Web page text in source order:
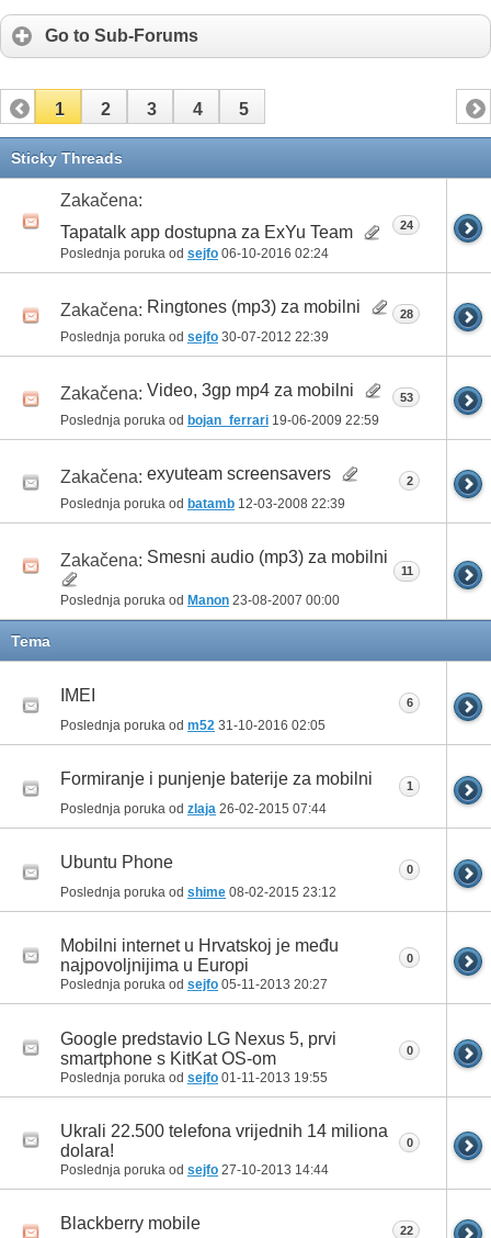
Go to Sub-Forums
1 2 3 4 5
Sticky Threads
Zakačena:
Tapatalk app dostupna za ExYu Team
Poslednja poruka od sejfo 06-10-2016 02:24
24
Zakačena: Ringtones (mp3) za mobilni
Poslednja poruka od sejfo 30-07-2012 22:39
28
Zakačena: Video, 3gp mp4 za mobilni
Poslednja poruka od bojan_ferrari 19-06-2009 22:59
53
Zakačena: exyuteam screensavers
Poslednja poruka od batamb 12-03-2008 22:39
2
Zakačena: Smesni audio (mp3) za mobilni
Poslednja poruka od Manon 23-08-2007 00:00
11
Tema
IMEI
Poslednja poruka od m52 31-10-2016 02:05
6
Formiranje i punjenje baterije za mobilni
Poslednja poruka od zlaja 26-02-2015 07:44
1
Ubuntu Phone
Poslednja poruka od shime 08-02-2015 23:12
0
Mobilni internet u Hrvatskoj je među
najpovoljnijima u Europi
Poslednja poruka od sejfo 05-11-2013 20:27
0
Google predstavio LG Nexus 5, prvi
smartphone s KitKat OS-om
Poslednja poruka od sejfo 01-11-2013 19:55
0
Ukrali 22.500 telefona vrijednih 14 miliona
dolara!
Poslednja poruka od sejfo 27-10-2013 14:44
0
Blackberry mobile 22